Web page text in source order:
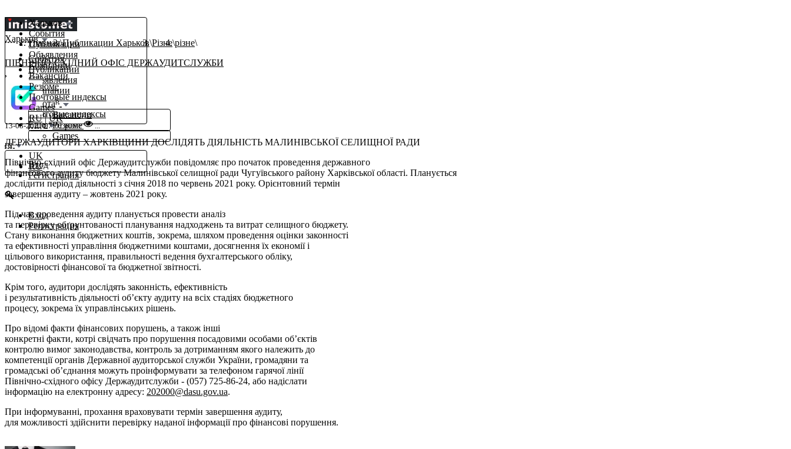
Харьков
События
Публикации
Объявления
Компании
Вакансии
Резюме
Почтовые индексы
Games
RU|UK
Харьков
События
Публикации
Объявления
Компании
Работаβ
Вакансии
Резюме
Почтовые индексы
Еще
Games
ru
UK
RU
Вход
Регистрация
Вход
Регистрация
Главная Публикации Харьков Різне різне
ПІВНІЧНО-СХІДНИЙ ОФІС ДЕРЖАУДИТСЛУЖБИ
,
13-08-2021 07:01різне ...
ДЕРЖАУДИТОРИ ХАРКІВЩИНИ ДОСЛІДЯТЬ ДІЯЛЬНІСТЬ МАЛИНІВСЬКОЇ СЕЛИЩНОЇ РАДИ
Північно-східний офіс Держаудитслужби повідомляє про початок проведення державного
фінансового аудиту бюджету Малинівської селищної ради Чугуївського району Харківської області. Планується
дослідити період діяльності з січня 2018 по червень 2021 року. Орієнтовний термін
завершення аудиту – жовтень 2021 року.
Під час проведення аудиту планується провести аналіз
та перевірку обґрунтованості планування надходжень та витрат селищного бюджету.
Стану виконання бюджетних коштів, зокрема, шляхом проведення оцінки законності
та ефективності управління бюджетними коштами, досягнення їх економії і
цільового використання, правильності ведення бухгалтерського обліку,
достовірності фінансової та бюджетної звітності.
Крім того, аудитори дослідять законність, ефективність
і результативність діяльності об’єкту аудиту на всіх стадіях бюджетного
процесу, зокрема їх управлінських рішень.
Про відомі факти фінансових порушень, а також інші
конкретні факти, котрі свідчать про порушення посадовими особами об’єктів
контролю вимог законодавства, контроль за дотриманням якого належить до
компетенції органів Державної аудиторської служби України, громадяни та
громадські об’єднання можуть проінформувати за телефоном гарячої лінії
Північно-східного офісу Держаудитслужби - (057) 725-86-24, або надіслати
інформацію на електронну адресу: 202000@dasu.gov.ua.
При інформуванні, прохання враховувати термін завершення аудиту,
для можливості здійснити перевірку наданої інформації про фінансові порушення.